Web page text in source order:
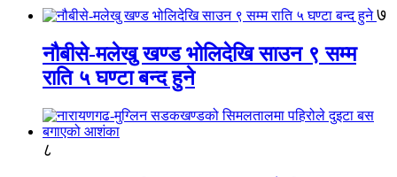
७
नौबीसे-मलेखु खण्ड भोलिदेखि साउन ९ सम्म
राति ५ घण्टा बन्द हुने
८